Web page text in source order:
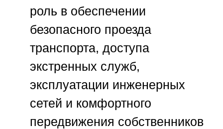
роль в обеспечении
безопасного проезда
транспорта, доступа
экстренных служб,
эксплуатации инженерных
сетей и комфортного
передвижения собственников